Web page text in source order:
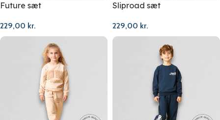
Future sæt
229,00 kr.
Sliproad sæt
229,00 kr.